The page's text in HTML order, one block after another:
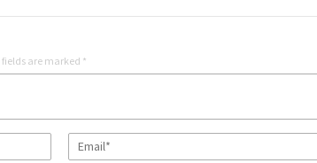
are marked *